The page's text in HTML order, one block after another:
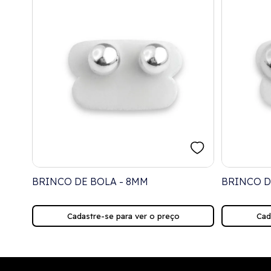
BRINCO DE BOLA - 8MM
Cadastre-se para ver o preço
BRINCO